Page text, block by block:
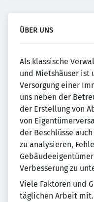
ÜBER UNS
Als klassische
und Mietshäuser ist
Versorgung einer
uns neben der
der Erstellung von
von
der Beschlüsse
zu analysieren,
Verbesserung zu
Viele Faktoren und
täglichen Arbeit